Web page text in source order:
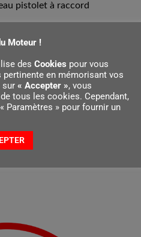
pistolet à raccord
Moteur !
des Cookies pour vous
en mémorisant vos
sur « Accepter », vous
tous les cookies. Cependant,
Paramètres » pour fournir un